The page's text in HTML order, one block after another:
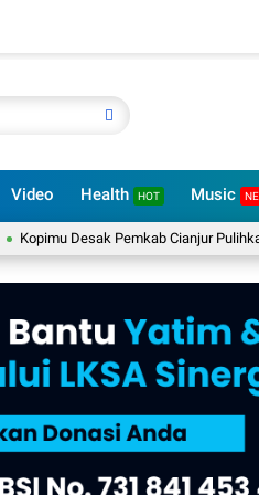
Video Health HOT Music
Cianjur Pulihkan Layanan UHC